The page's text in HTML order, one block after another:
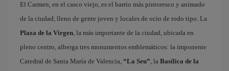
El Carmen, en el casco viejo, es el barrio más pintoresco y animado
de la ciudad, lleno de gente joven y locales de ocio de todo tipo. La
Plaza de la Virgen, la más importante de la ciudad, ubicada en
pleno centro, alberga tres monumentos emblemáticos: la imponente
Catedral de Santa María de Valencia, “La Seu”, la Basílica de la